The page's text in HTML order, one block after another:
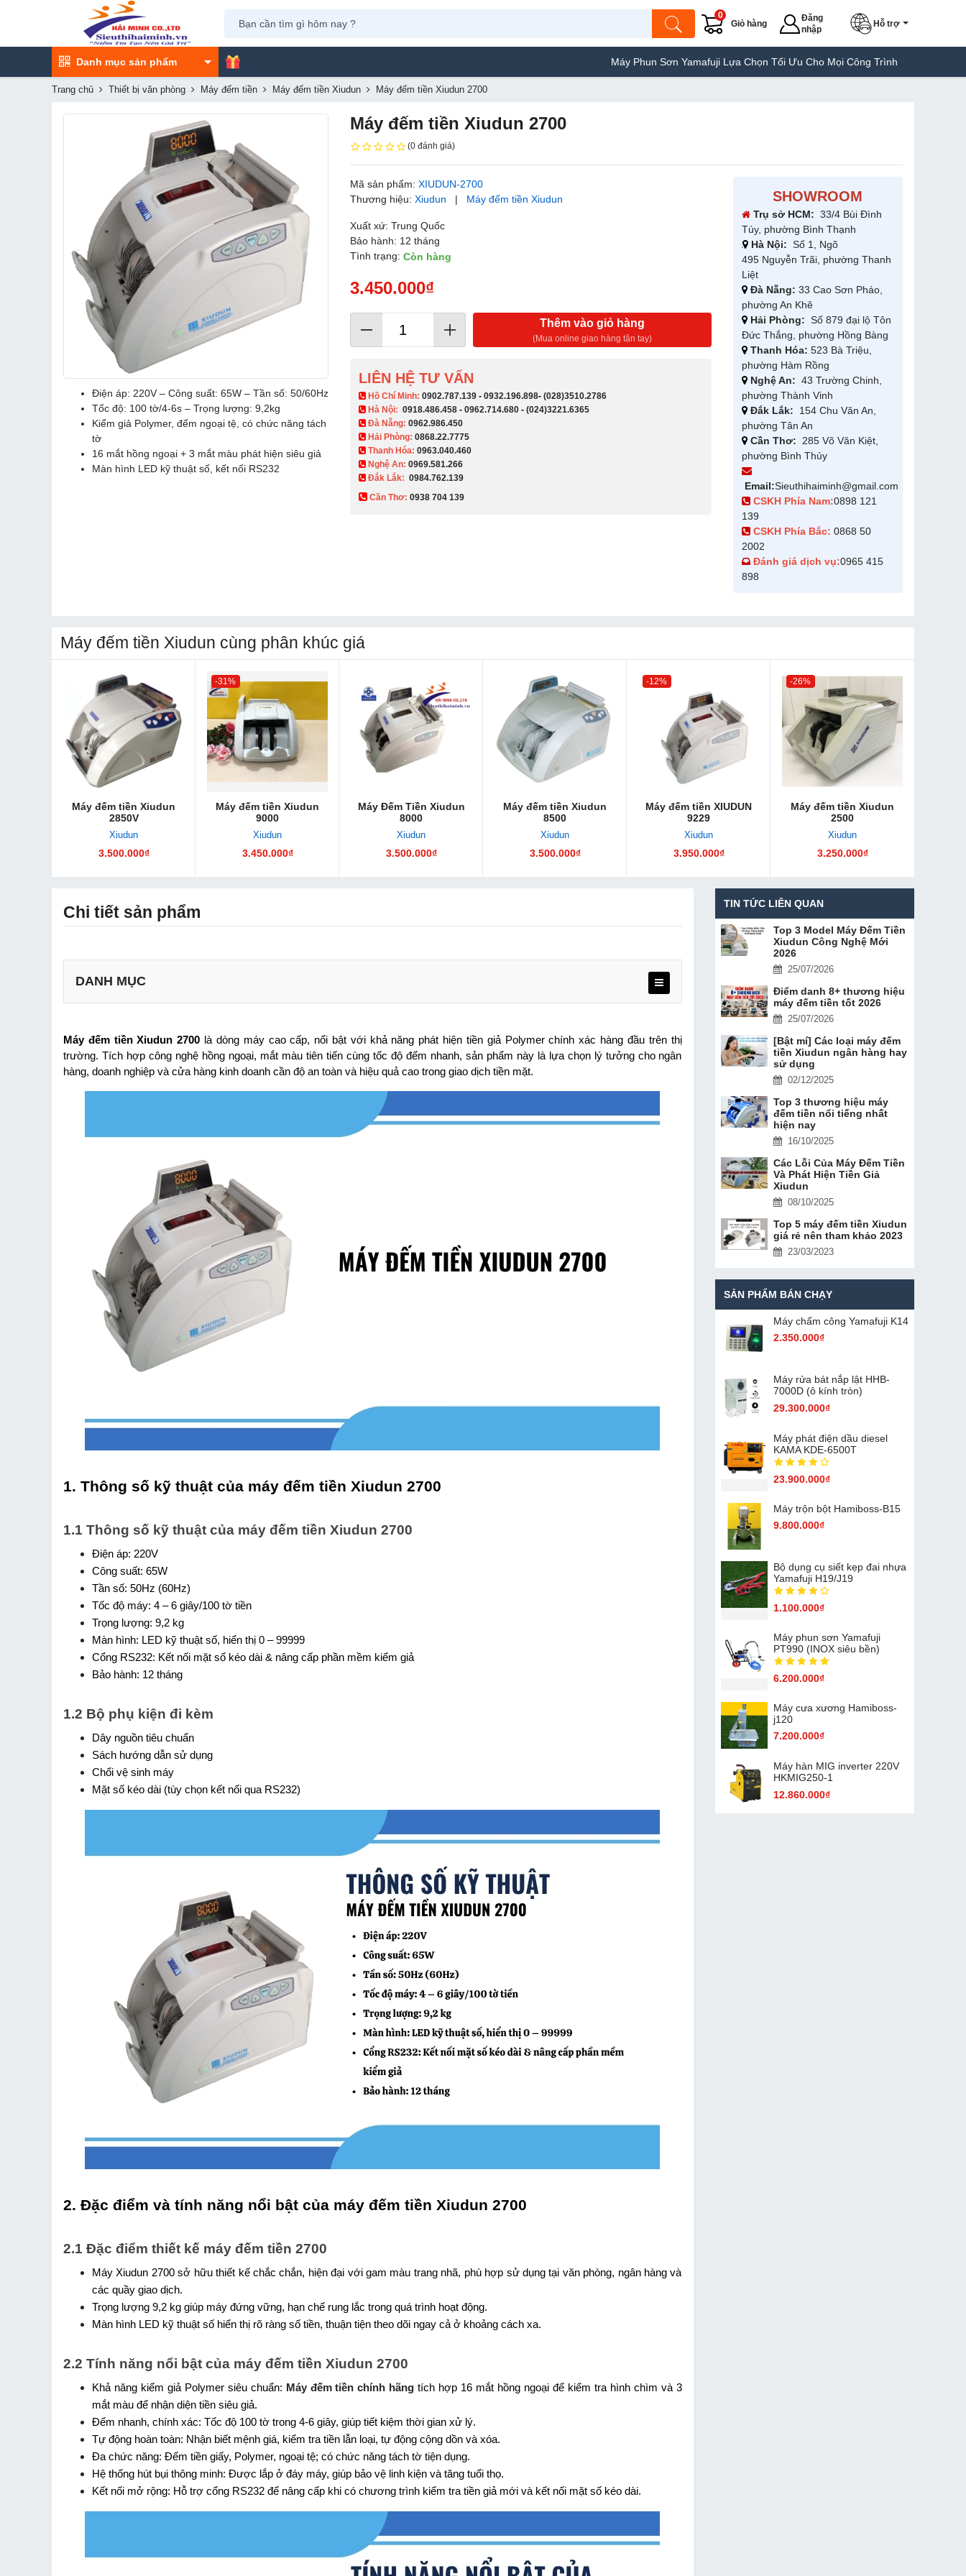
Giỏ hàng
0
Đăng
nhập
Hỗ trợ
Danh mục sản phẩm Máy Phun Sơn Yamafuji Lựa Chọn Tối Ưu Cho Mọi Công Trình Máy Hàn Túi
Trang chủ Thiết bị văn phòng Máy đếm tiền Máy đếm tiền Xiudun Máy đếm tiền Xiudun 2700
Điện áp: 220V – Công suất: 65W – Tần số: 50/60Hz
Tốc độ: 100 tờ/4-6s – Trọng lượng: 9,2kg
Kiểm giả Polymer, đếm ngoại tệ, có chức năng tách
tờ
16 mắt hồng ngoại + 3 mắt màu phát hiện siêu giả
Màn hình LED kỹ thuật số, kết nối RS232
Máy đếm tiền Xiudun 2700
(0 đánh giá)
Mã sản phẩm:XIUDUN-2700
Thương hiệu:Xiudun | Máy đếm tiền Xiudun
Xuất xứ: Trung Quốc
Bảo hành: 12 tháng
Tình trạng:Còn hàng
3.450.000₫
Thêm vào giỏ hàng
(Mua online giao hàng tận tay)
LIÊN HỆ TƯ VẤN
​ Hồ Chí Minh:0902.787.139 -0932.196.898-(028)3510.2786
Hà Nội:0918.486.458 -0962.714.680 -(024)3221.6365
Đà Nẵng:0962.986.450
Hải Phòng:0868.22.7775
Thanh Hóa:0963.040.460
Nghệ An:0969.581.266
Đắk Lắk: 0984.762.139
Cần Thơ:0938 704 139​
SHOWROOM
Trụ sở HCM: 33/4 Bùi Đình
Túy, phường Bình Thạnh
Hà Nội: Số 1, Ngõ
495 Nguyễn Trãi, phường Thanh
Liệt
Đà Nẵng: 33 Cao Sơn Pháo,
phường An Khê
Hải Phòng: Số 879 đại lộ Tôn
Đức Thắng, phường Hồng Bàng
Thanh Hóa: 523 Bà Triệu,
phường Hàm Rồng
Nghệ An: 43 Trường Chinh,
phường Thành Vinh
Đắk Lắk: 154 Chu Văn An,
phường Tân An
Cần Thơ: 285 Võ Văn Kiệt,
phường Bình Thủy
Email:Sieuthihaiminh@gmail.com
CSKH Phía Nam:0898 121
139
CSKH Phía Bắc: 0868 50
2002
Đánh giá dịch vụ:0965 415
898
Máy đếm tiền Xiudun cùng phân khúc giá
Máy đếm tiền Xiudun
2850V
Xiudun
3.500.000₫
-31%
Máy đếm tiền Xiudun
9000
Xiudun
3.450.000₫
Máy Đếm Tiền Xiudun
8000
Xiudun
3.500.000₫
Máy đếm tiền Xiudun
8500
Xiudun
3.500.000₫
-12%
Máy đếm tiền XIUDUN
9229
Xiudun
3.950.000₫
-26%
Máy đếm tiền Xiudun
2500
Xiudun
3.250.000₫
Chi tiết sản phẩm
DANH MỤC
1.2 Bộ phụ kiện đi kèm
2.1 Đặc điểm thiết kế máy đếm tiền 2700
2.2 Tính năng nổi bật của máy đếm tiền Xiudun 2700
Máy đếm tiền Xiudun 2700 là dòng máy cao cấp, nổi bật với khả năng phát hiện tiền giả Polymer chính xác hàng đầu trên thị
trường. Tích hợp công nghệ hồng ngoại, mắt màu tiên tiến cùng tốc độ đếm nhanh, sản phẩm này là lựa chọn lý tưởng cho ngân
hàng, doanh nghiệp và cửa hàng kinh doanh cần độ an toàn và hiệu quả cao trong giao dịch tiền mặt.
1. Thông số kỹ thuật của máy đếm tiền Xiudun 2700
1.1 Thông số kỹ thuật của máy đếm tiền Xiudun 2700
Điện áp: 220V
Công suất: 65W
Tần số: 50Hz (60Hz)
Tốc độ máy: 4 – 6 giây/100 tờ tiền
Trọng lượng: 9,2 kg
Màn hình: LED kỹ thuật số, hiển thị 0 – 99999
Cổng RS232: Kết nối mặt số kéo dài & nâng cấp phần mềm kiểm giả
Bảo hành: 12 tháng
1.2 Bộ phụ kiện đi kèm
Dây nguồn tiêu chuẩn
Sách hướng dẫn sử dụng
Chổi vệ sinh máy
Mặt số kéo dài (tùy chọn kết nối qua RS232)
2. Đặc điểm và tính năng nổi bật của máy đếm tiền Xiudun 2700
2.1 Đặc điểm thiết kế máy đếm tiền 2700
Máy Xiudun 2700 sở hữu thiết kế chắc chắn, hiện đại với gam màu trang nhã, phù hợp sử dụng tại văn phòng, ngân hàng và
các quầy giao dịch.
Trọng lượng 9,2 kg giúp máy đứng vững, hạn chế rung lắc trong quá trình hoạt động.
Màn hình LED kỹ thuật số hiển thị rõ ràng số tiền, thuận tiện theo dõi ngay cả ở khoảng cách xa.
2.2 Tính năng nổi bật của máy đếm tiền Xiudun 2700
Khả năng kiểm giả Polymer siêu chuẩn: Máy đếm tiền chính hãng tích hợp 16 mắt hồng ngoại để kiểm tra hình chìm và 3
mắt màu để nhận diện tiền siêu giả.
Đếm nhanh, chính xác: Tốc độ 100 tờ trong 4-6 giây, giúp tiết kiệm thời gian xử lý.
Tự động hoàn toàn: Nhận biết mệnh giá, kiểm tra tiền lẫn loại, tự động cộng dồn và xóa.
Đa chức năng: Đếm tiền giấy, Polymer, ngoại tệ; có chức năng tách tờ tiện dụng.
Hệ thống hút bụi thông minh: Được lắp ở đáy máy, giúp bảo vệ linh kiện và tăng tuổi thọ.
Kết nối mở rộng: Hỗ trợ cổng RS232 để nâng cấp khi có chương trình kiểm tra tiền giả mới và kết nối mặt số kéo dài.
TIN TỨC LIÊN QUAN
Top 3 Model Máy Đếm Tiền
Xiudun Công Nghệ Mới
2026
25/07/2026
Điểm danh 8+ thương hiệu
máy đếm tiền tốt 2026
25/07/2026
[Bật mí] Các loại máy đếm
tiền Xiudun ngân hàng hay
sử dụng
02/12/2025
Top 3 thương hiệu máy
đếm tiền nổi tiếng nhất
hiện nay
16/10/2025
Các Lỗi Của Máy Đếm Tiền
Và Phát Hiện Tiền Giả
Xiudun
08/10/2025
Top 5 máy đếm tiền Xiudun
giá rẻ nên tham khảo 2023
23/03/2023
SẢN PHẨM BÁN CHẠY
Máy chấm cô​ng Yamafuji K14
2.350.000₫
Máy rửa bát nắp lật HHB-
7000D (ô kính tròn)
29.300.000₫
Máy phát điện dầu diesel
KAMA KDE-6500T
23.900.000₫
Máy trộn bột Hamiboss-B15
9.800.000₫
Bộ dụng cụ siết kẹp đai nhựa
Yamafuji H19/J19
1.100.000₫
Máy phun sơn Yamafuji
PT990 (INOX siêu bền)
6.200.000₫
Máy cưa xương Hamiboss-
j120
7.200.000₫
Máy hàn MIG inverter 220V
HKMIG250-1
12.860.000₫